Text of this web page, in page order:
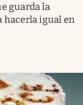
guarda la
hacerla igual en